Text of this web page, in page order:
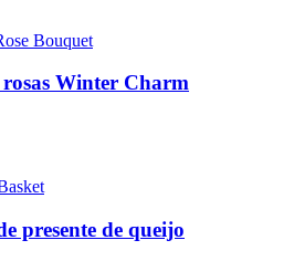
Winter Charm
presente de queijo